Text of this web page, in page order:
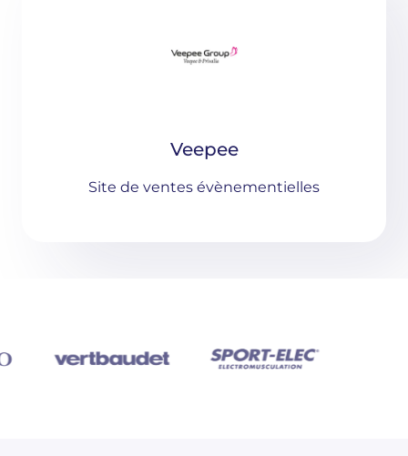
Veepee
Site de ventes évènementielles